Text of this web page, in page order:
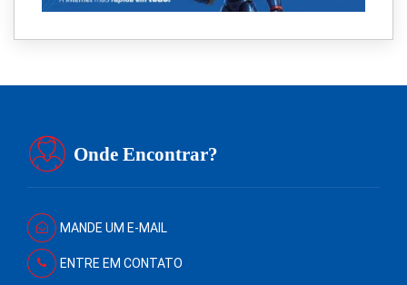
Onde Encontrar?
MANDE UM E-MAIL
ENTRE EM CONTATO